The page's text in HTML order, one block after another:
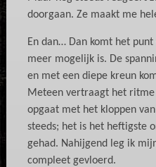
doorgaan. Ze maakt me
En dan… Dan komt het
meer mogelijk is. De
en met een diepe kreun
Meteen vertraagt het
opgaat met het kloppen
steeds; het is het heftigste
gehad. Nahijgend leg ik
compleet gevloerd.